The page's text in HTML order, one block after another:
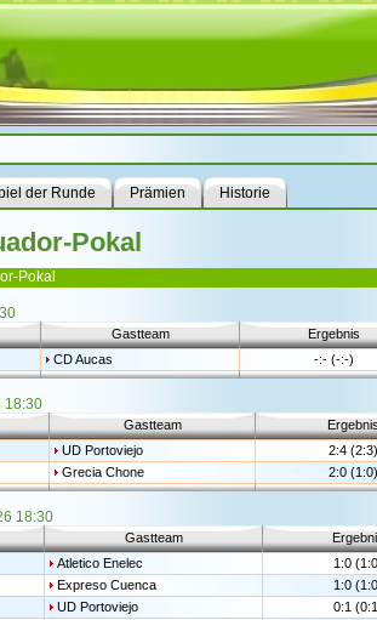
der Runde Prämien Historie
Pokal
Pokal
Gastteam
Ergebnis
CD Aucas -:- (-:-)
18:30
Gastteam
UD Portoviejo
2:4 (2:3)
Grecia Chone 2:0 (1:0)
18:30
Gastteam
Atletico Enelec
1:0
Expreso Cuenca
1:0
UD Portoviejo
0:1